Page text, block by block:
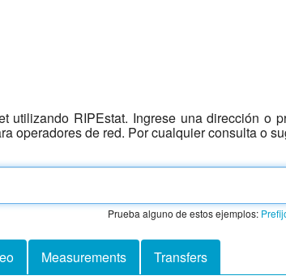
utilizando RIPEstat. Ingrese una dirección o
operadores de red. Por cualquier consulta o
Prueba alguno de estos ejemplos:
Measurements Transfers